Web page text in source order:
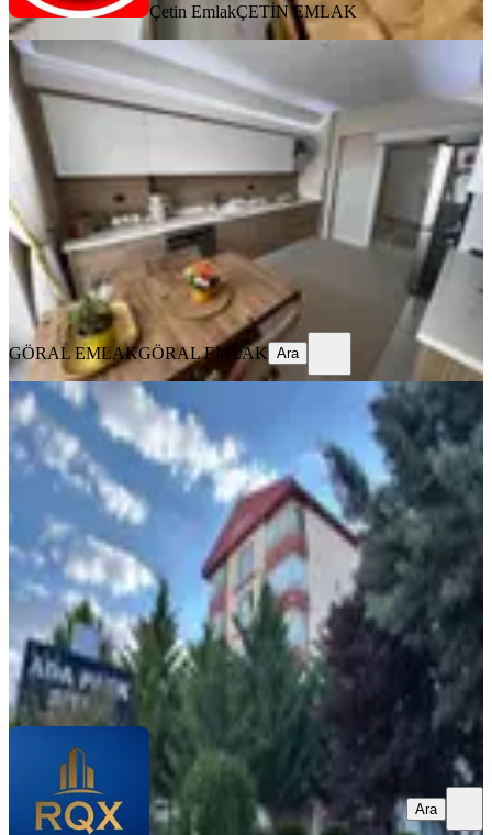
Çetin EmlakÇETİN EMLAK
MANZARALI
% 2
Etimesgut Ayyıldız Mahallesin De 4+1
Katta Ful Yapılı
Etimesgut, Ayyıldız Mahallesi
4+1·170 m²·7. Kat·03.07.2026
10.700.000 ₺10.900.000 ₺
GÖRAL EMLAK GÖRAL EMLAK
Ara
GÖRAL EMLAKGÖRAL EMLAK Ara
SİTE İÇİ
Ayyıldız Da Şıklık Ve Konforun
Buluştuğu Site İçi Yapılı 3+1 Daire
Etimesgut, Ayyıldız Mahallesi
3+1
152 m²·3. Kat·27.06.2026
8.600.000 ₺
RQX GAYRİMENKULRıdvan Furkan Kutlu
Ara
Ara